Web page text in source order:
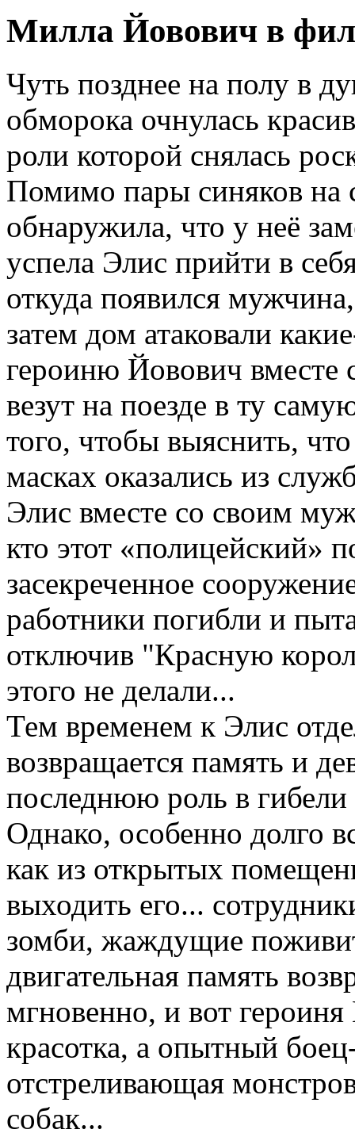
Милла Йовович в
Чуть позднее на полу в
обморока очнулась
роли которой снялась
Помимо пары синяков на
обнаружила, что у неё
успела Элис прийти в
откуда появился
затем дом атаковали
героиню Йовович вместе
везут на поезде в ту
того, чтобы выяснить,
масках оказались из
Элис вместе со своим
кто этот «полицейский»
засекреченное
работники погибли и
отключив "Красную
этого не делали...
Тем временем к Элис
возвращается память и
последнюю роль в
Однако, особенно долго
как из открытых
выходить его...
зомби, жаждущие
двигательная память
мгновенно, и вот
красотка, а опытный
отстреливающая
собак...